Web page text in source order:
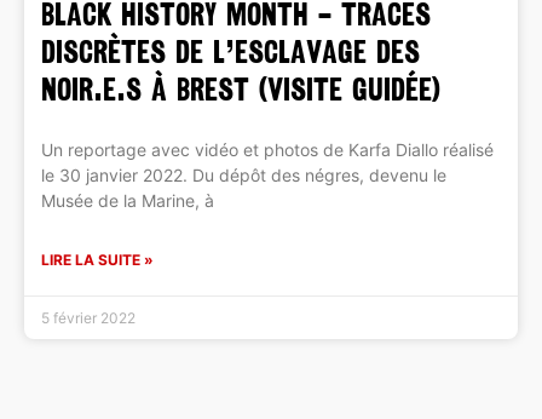
BLACK HISTORY MONTH – Traces
discrètes de l’esclavage des
noir.e.s à Brest (visite guidée)
Un reportage avec vidéo et photos de Karfa Diallo réalisé
le 30 janvier 2022. Du dépôt des négres, devenu le
Musée de la Marine, à
LIRE LA SUITE »
5 février 2022